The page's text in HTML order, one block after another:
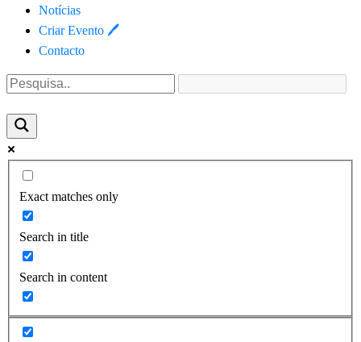
Notícias
Criar Evento 🖊
Contacto
Exact matches only
Search in title
Search in content